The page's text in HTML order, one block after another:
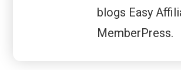
blogs Easy
MemberPress.